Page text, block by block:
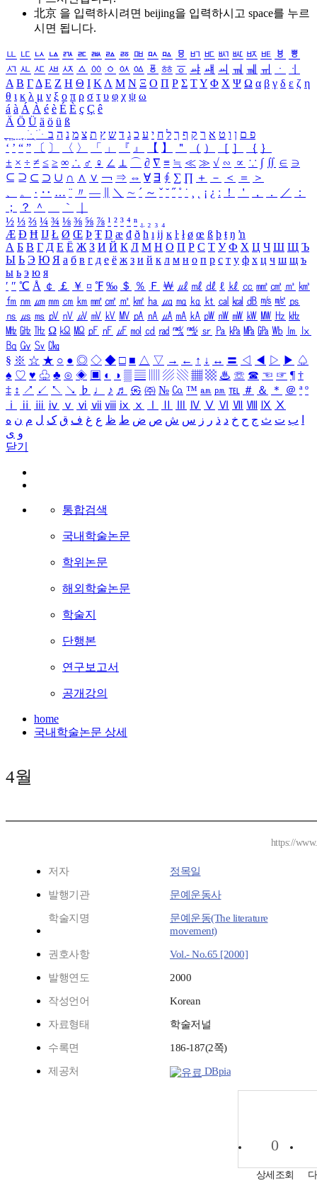
北京 을 입력하시려면 beijing을 입력하시고 space를 누르
시면 됩니다.
ㅥ ㅦ ㅧ ㅨ ㅩ ㅪ ㅫ ㅬ ㅭ ㅮ ㅯ ㅰ ㅱ ㅲ ㅳ ㅴ ㅵ ㅶ ㅷ ㅸ
ㅹ
ㅺ ㅻ ㅼ ㅽ ㅾ ㅿ ㆀ ㆁ ㆂ ㆃ ㆄ ㆅ ㆆ ㆇ ㆈ ㆉ ㆊ ㆋ ㆌ ㆍ
ㆎ
Α Β ΓΔ Ε Ζ Η Θ Ι ΚΛ Μ Ν Ξ Ο Π Ρ Σ ΤΥ Φ Χ Ψ Ω α β γ δ ε ζ η
θ ι κ λ μ ν ξ ο π ρ σ τ υ φ χ ψ ω
á à Á À é è É È ç Ç ê
Ä Ö Ü ä ö ü ß
ִֶֹ ֻּ ׁׂ פ ם ן ו ט א ר ק ף ך ל ח י ע כ ג ד ש ץ ת צ מ נ ה ב
‘ ’ “ ” 〔 〕 〈 〉 「 」 『 』 【 】 ＂ （ ） ［ ］ ｛ ｝
± × ÷ ≠ ≤ ≥ ∞ ∴ ♂ ♀ ∠ ⊥ ⌒ ∂ ∇ ≡ ≒ ≪ ≫ √ ∽ ∝ ∵ ∫ ∬ ∈ ∋
⊆ ⊇ ⊂ ⊃ ∪ ∩ ∧ ∨ ￢ ⇒ ⇔ ∀ ∃ ∮ ∑ ∏ ＋ － ＜ ＝
＞
、
。 · ‥ … ¨ 〃 ― ＼ ∼ ´ ～ ˇ ˘ ˝ ˚ ˙ ¸ ¡ ¿ ː ！ ＇ ， ． ／
：
；
？ ＾ ｀
½ ⅓ ⅔ ¼ ¾ ⅛ ⅜ ⅝ ⅞ ¹ ² ³ ⁴ ⁿ ₁ ₂ ₃ ₄
Æ Ð Ħ Ĳ Ł Ø Œ Þ Ŧ Ŋ æ đ ð ħ ı ĳ ĸ ŀ ł ø œ ß þ ŧ ŋ ŉ
А Б В Г Д Е Ё Ж З И Й К Л М Н О П Р С Т У Ф Х Ц Ч Ш Щ Ъ
Ы Ь Э Ю Я а б в г д е ё ж з и й к л м н о п р с т у ф х ц ч ш щ ъ
ы ь э ю я
′ ″ ℃ Å ￠ ￡ ￥ ¤ ℉ ‰ ＄ ％ Ｆ ￦ ㎕ ㎖ ㎗ ℓ ㎘ ㏄ ㎣ ㎤ ㎥ ㎦
㎙ ㎚ ㎛ ㎜ ㎝ ㎞ ㎟ ㎠ ㎡ ㎢ ㏊ ㎍ ㎎ ㎏ ㏏ ㎈ ㎉ ㏈ ㎧ ㎨ ㎰
㎱ ㎲ ㎳ ㎴ ㎵ ㎶ ㎷ ㎸ ㎹ ㎀ ㎁ ㎂ ㎃ ㎄ ㎺ ㎻ ㎽ ㎾ ㎿ ㎐ ㎑
㎒ ㎓ ㎔ Ω ㏀ ㏁ ㎊ ㎋ ㎌ ㏖ ㏅ ㎭ ㎮ ㎯ ㏛ ㎩ ㎪ ㎫ ㎬ ㏝ ㏐
㏓
㏃ ㏉ ㏜ ㏆
§ ※ ☆ ★ ○ ● ◎ ◇ ◆ □ ■ △ ▽ → ← ↑ ↓ ↔ 〓 ◁ ◀ ▷ ▶ ♤
♠ ♡ ♥ ♧ ♣ ⊙ ◈ ▣ ◐ ◑ ▒ ▤ ▨ ▧ ▦ ▩ ♨ ☏ ☎ ☜ ☞ ¶ †
‡ ↕ ↗ ↙ ↖ ↘ ♭ ♩ ♪ ♬ ㉿ ㈜ № ㏇ ™ ㏂ ㏘ ℡ ＃ ＆ ＊ ＠ ª º
ⅰ
ⅱ ⅲ ⅳ ⅴ ⅵ ⅶ ⅷ ⅸ ⅹ Ⅳ Ⅴ Ⅵ Ⅶ Ⅷ Ⅸ Ⅹ
ب ت ث ج ح خ د ذ ر ز س ش ص ض ط ظ ع غ ف ق ک ل م ن ه
و ی
닫기
통합검색
국내학술논문
학위논문
해외학술논문
학술지
단행본
연구보고서
공개강의
home
국내학술논문 상세
4월
https://
저자 정목일
발행기관 문예운동사
학술지명
문예운동(The literature
movement)
권호사항 Vol.- No.65 [2000]
발행연도 2000
작성언어 Korean
자료형태 학술저널
수록면 186-187(2쪽)
제공처 DBpia
0
상세조회